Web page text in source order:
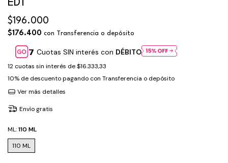
EDT
$196.000
$176.400 con Transferencia o depósito
Cuotas SIN interés con DÉBITO
12 cuotas sin interés de$16.333,33
10% de descuentopagando con Transferencia o depósito
Ver más detalles
Envío gratis
ML:110 ML
110 ML